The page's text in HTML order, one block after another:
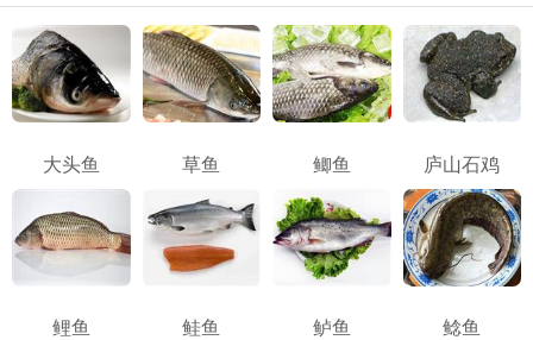
大头鱼 草鱼 鲫鱼 庐山石鸡
鲤鱼 鲑鱼 鲈鱼 鲶鱼